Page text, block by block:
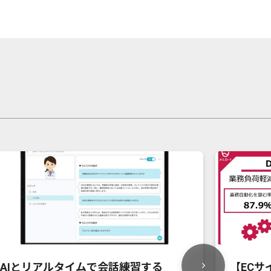
AIとリアルタイムで会話練習する 【EC